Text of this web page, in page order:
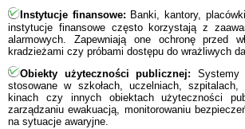
Instytucje finansowe: Banki, kantory,
instytucje finansowe często korzystają z
alarmowych. Zapewniają one ochronę przed
kradzieżami czy próbami dostępu do wrażliwych
Obiekty użyteczności publicznej: Systemy
stosowane w szkołach, uczelniach, szpitalach,
kinach czy innych obiektach użyteczności
zarządzaniu ewakuacją, monitorowaniu
na sytuacje awaryjne.